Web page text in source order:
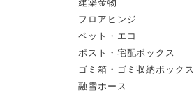
建築金物
フロアヒンジ
ペット・エコ
ポスト・宅配ボックス
ゴミ箱・ゴミ収納ボックス
融雪ホース